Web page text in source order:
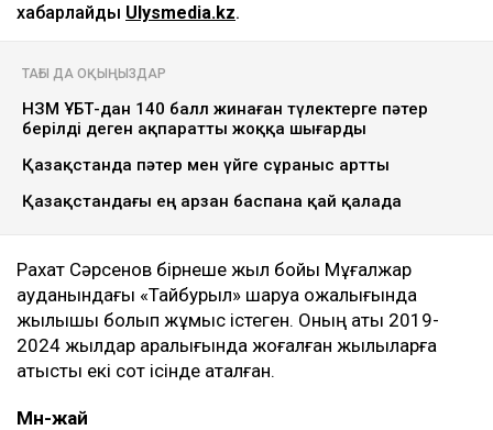
хабарлайды Ulysmedia.kz.
ТАҒЫ ДА ОҚЫҢЫЗДАР
НЗМ ҰБТ-дан 140 балл жинаған түлектерге пәтер
берілді деген ақпаратты жоққа шығарды
Қазақстанда пәтер мен үйге сұраныс артты
Қазақстандағы ең арзан баспана қай қалада
Рахат Сәрсенов бірнеше жыл бойы Мұғалжар
ауданындағы «Тайбурыл» шаруа қожалығында
жылқышы болып жұмыс істеген. Оның аты 2019-
2024 жылдар аралығында жоғалған жылқыларға
қатысты екі сот ісінде аталған.
Мән-жай